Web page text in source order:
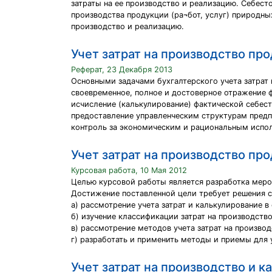
затраты на ее производство и реализацию.
производства продукции (ра¬бот, услуг)
производство и реализацию.
Учет затрат на производство
Реферат, 23 Декабря 2013
Основными задачами бухгалтерского учета
своевременное, полное и достоверное отражение
исчисление (калькулирование) фактической
предоставление управленческим структурам
контроль за экономическим и рациональным
Учет затрат на производство
Курсовая работа, 10 Мая 2012
Целью курсовой работы является разработка
Достижение поставленной цели требует решения
а) рассмотрение учета затрат и калькулирование
б) изучение классификации затрат на
в) рассмотрение методов учета затрат на
г) разработать и применить методы и приемы для
Учет затрат на производство и